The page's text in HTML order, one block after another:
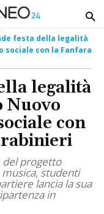
festa della legalità
sociale con la Fanfara
legalità
Nuovo
con
del progetto
musica, studenti
lancia la sua
in